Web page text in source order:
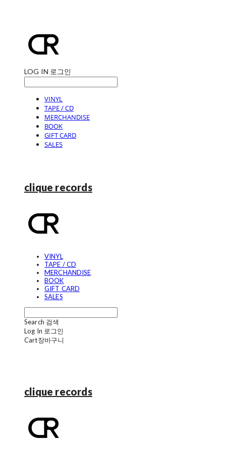
LOG IN 로그인
VINYL
TAPE / CD
MERCHANDISE
BOOK
GIFT CARD
SALES
clique records
VINYL
TAPE / CD
MERCHANDISE
BOOK
GIFT CARD
SALES
Search 검색
Log In 로그인
Cart장바구니
clique records